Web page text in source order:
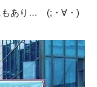
もあり… (;・∀・)